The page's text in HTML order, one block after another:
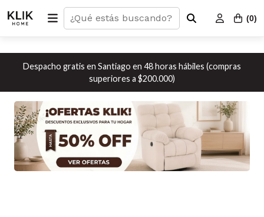
(0)
Despacho gratis en Santiago en 48 horas hábiles (compras
superiores a $200.000)